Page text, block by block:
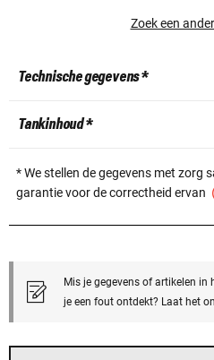
Zoek een
Technische gegevens *
Tankinhoud *
* We stellen de gegevens met zorg
garantie voor de correctheid ervan
Mis je gegevens of artikelen in
je een fout ontdekt? Laat het